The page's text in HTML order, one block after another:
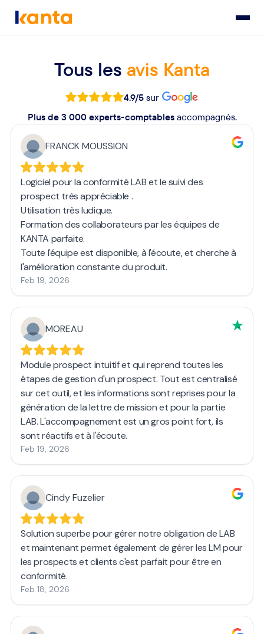
Tous les avis Kanta
4.9/5sur Google
Plus de 3 000 experts-comptablesaccompagnés.